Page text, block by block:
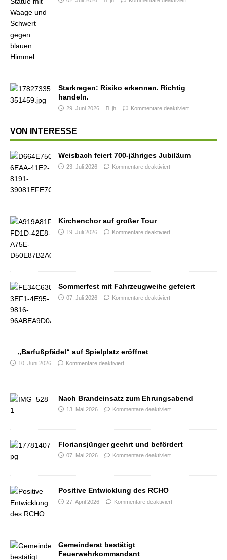
Starkregen: Risiko erkennen. Richtig
handeln.
29. Juni 2026 jh Kommentare deaktiviert
VON INTERESSE
Weisbach feiert 700-jähriges Jubiläum
23. Juli 2026 Kommentare deaktiviert
Kirchenchor auf großer Tour
19. Juli 2026 Kommentare deaktiviert
Sommerfest mit Fahrzeugweihe gefeiert
07. Juli 2026 Kommentare deaktiviert
„Barfußpfädel“ auf Spielplatz eröffnet
10. Juni 2026 Kommentare deaktiviert
Nach Brandeinsatz zum Ehrungsabend
13. Mai 2026 Kommentare deaktiviert
Floriansjünger geehrt und befördert
07. Mai 2026 Kommentare deaktiviert
Positive Entwicklung des RCHO
27. April 2026 Kommentare deaktiviert
Gemeinderat bestätigt
Feuerwehrkommandant